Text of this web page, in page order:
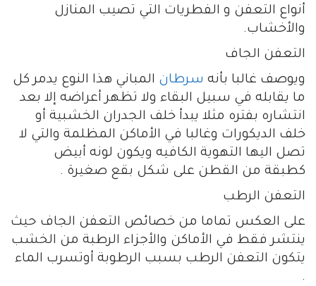
أنواع التعفن و الفطريات التي تصيب المنازل
والأخشاب.
التعفن الجاف
ويوصف غالبا بأنه سرطان المباني هذا النوع يدمر كل
ما يقابله في سبيل البقاء ولا تظهر أعراضه إلا بعد
انتشاره بفتره مثلا يبدأ خلف الجدران الخشبية أو
خلف الديكورات وغالبا في الأماكن المظلمة والتي لا
تصل اليها التهوية الكافيه ويكون لونه أبيض
كطبقة من القطن على شكل بقع صغيرة .
التعفن الرطب
على العكس تماما من خصائص التعفن الجاف حيث
ينتشر فقط في الأماكن والأجزاء الرطبة من الخشب
يتكون التعفن الرطب بسبب الرطوبة أوتسرب الماء
.